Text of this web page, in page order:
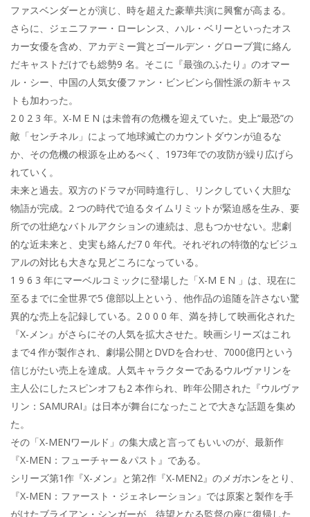
ファスベンダーとが演じ、時を超えた豪華共演に興奮が高まる。
さらに、ジェニファー・ローレンス、ハル・ベリーといったオス
カー女優を含め、アカデミー賞とゴールデン・グローブ賞に絡ん
だキャストだけでも総勢9 名。そこに『最強のふたり』のオマー
ル・シー、中国の人気女優ファン・ビンビンら個性派の新キャス
トも加わった。
2 0 2 3 年。X-M E N は未曾有の危機を迎えていた。史上“最恐”の
敵「センチネル」によって地球滅亡のカウントダウンが迫るな
か、その危機の根源を止めるべく、1973年での攻防が繰り広げら
れていく。
未来と過去。双方のドラマが同時進行し、リンクしていく大胆な
物語が完成。2 つの時代で迫るタイムリミットが緊迫感を生み、要
所での壮絶なバトルアクションの連続は、息もつかせない。悲劇
的な近未来と、史実も絡んだ7 0 年代。それぞれの特徴的なビジュ
アルの対比も大きな見どころになっている。
1 9 6 3 年にマーベルコミックに登場した「X-M E N 」は、現在に
至るまでに全世界で5 億部以上という、他作品の追随を許さない驚
異的な売上を記録している。2 0 0 0 年、満を持して映画化された
『X-メン』がさらにその人気を拡大させた。映画シリーズはこれ
まで4 作が製作され、劇場公開とDVDを合わせ、7000億円という
信じがたい売上を達成。人気キャラクターであるウルヴァリンを
主人公にしたスピンオフも2 本作られ、昨年公開された『ウルヴァ
リン：SAMURAI』は日本が舞台になったことで大きな話題を集め
た。
その「X-MENワールド」の集大成と言ってもいいのが、最新作
『X-MEN：フューチャー＆パスト』である。
シリーズ第1作『X-メン』と第2作『X-MEN2』のメガホンをとり、
『X-MEN：ファースト・ジェネレーション』では原案と製作を手
がけたブライアン・シンガーが、待望となる監督の座に復帰した